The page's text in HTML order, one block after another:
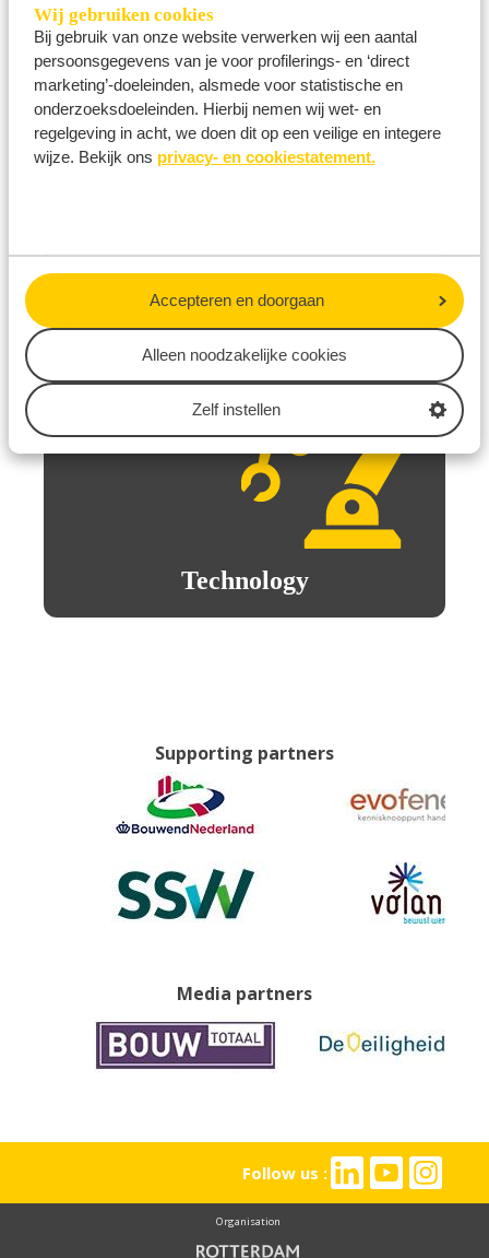
Wij gebruiken cookies
Bij gebruik van onze website verwerken wij een aantal
persoonsgegevens van je voor profilerings- en ‘direct
marketing’-doeleinden, alsmede voor statistische en
onderzoeksdoeleinden. Hierbij nemen wij wet- en
regelgeving in acht, we doen dit op een veilige en integere
wijze. Bekijk ons privacy- en cookiestatement.
Accepteren en doorgaan
Alleen noodzakelijke cookies
Zelf instellen
Technology
Supporting partners
Media partners
Follow us :
Organisation